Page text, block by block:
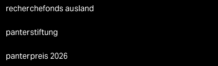
recherchefonds ausland
panterstiftung
panterpreis 2026